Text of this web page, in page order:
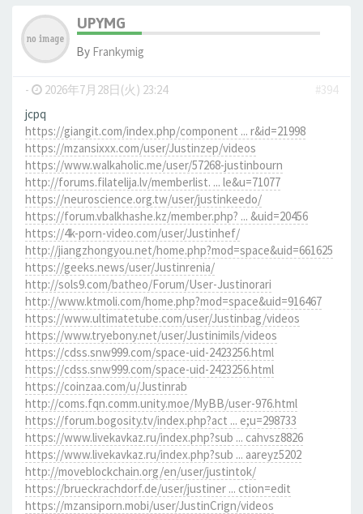
UPYMG
By Frankymig
- 2026年7月28日(火) 23:24
#394
jcpq
https://giangit.com/index.php/component ... r&id=21998
https://mzansixxx.com/user/Justinzep/videos
https://www.walkaholic.me/user/57268-justinbourn
http://forums.filatelija.lv/memberlist. ... le&u=71077
https://neuroscience.org.tw/user/justinkeedo/
https://forum.vbalkhashe.kz/member.php? ... &uid=20456
https://4k-porn-video.com/user/Justinhef/
http://jiangzhongyou.net/home.php?mod=space&uid=661625
https://geeks.news/user/Justinrenia/
http://sols9.com/batheo/Forum/User-Justinorari
http://www.ktmoli.com/home.php?mod=space&uid=916467
https://www.ultimatetube.com/user/Justinbag/videos
https://www.tryebony.net/user/Justinimils/videos
https://cdss.snw999.com/space-uid-2423256.html
https://cdss.snw999.com/space-uid-2423256.html
https://coinzaa.com/u/Justinrab
http://coms.fqn.comm.unity.moe/MyBB/user-976.html
https://forum.bogosity.tv/index.php?act ... e;u=298733
https://www.livekavkaz.ru/index.php?sub ... cahvsz8826
https://www.livekavkaz.ru/index.php?sub ... aareyz5202
http://moveblockchain.org/en/user/justintok/
https://brueckrachdorf.de/user/justiner ... ction=edit
https://mzansiporn.mobi/user/JustinCrign/videos